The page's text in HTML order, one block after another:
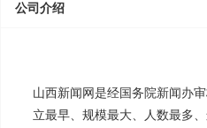
公司介绍
山西新闻网是经国务院新闻办
立最早、规模最大、人数最多